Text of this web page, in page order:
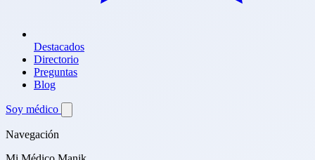
Destacados
Directorio
Preguntas
Blog
Soy médico
Navegación